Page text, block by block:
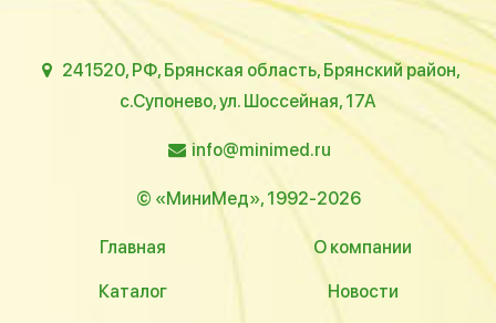
241520, РФ, Брянская область, Брянский район,
с.Супонево, ул. Шоссейная, 17А
info@minimed.ru
© «МиниМед», 1992-2026
Главная О компании
Каталог Новости